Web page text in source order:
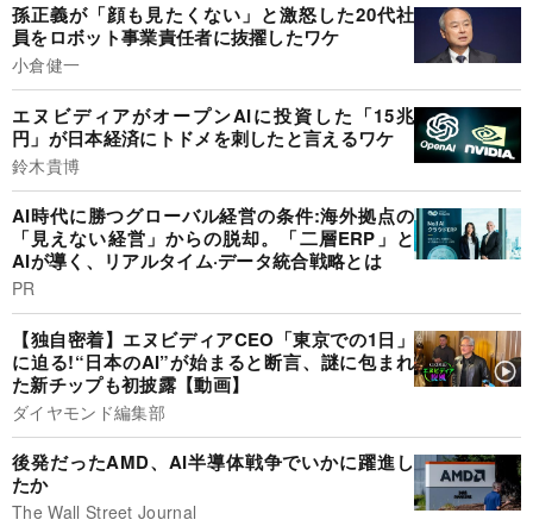
孫正義が「顔も見たくない」と激怒した20代社
員をロボット事業責任者に抜擢したワケ
小倉健一
エヌビディアがオープンAIに投資した「15兆
円」が日本経済にトドメを刺したと言えるワケ
鈴木貴博
AI時代に勝つグローバル経営の条件:海外拠点の
「見えない経営」からの脱却。「二層ERP」と
AIが導く、リアルタイム·データ統合戦略とは
PR
【独自密着】エヌビディアCEO「東京での1日」
に迫る!“日本のAI”が始まると断言、謎に包まれ
た新チップも初披露【動画】
ダイヤモンド編集部
後発だったAMD、AI半導体戦争でいかに躍進し
たか
The Wall Street Journal